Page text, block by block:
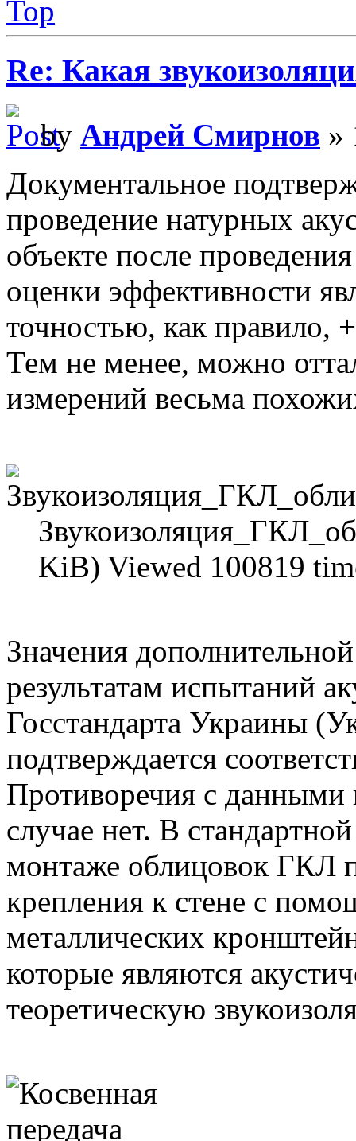
Top
Re: Какая
by Андрей Смирнов »
Документальное
проведение натурных
объекте после
оценки эффективности
точностью, как правило,
Тем не менее, можно
измерений весьма
KiB) Viewed 100819
Значения
результатам испытаний
Госстандарта Украины
подтверждается
Противоречия с
случае нет. В
монтаже облицовок ГКЛ
крепления к стене с
металлических
которые являются
теоретическую